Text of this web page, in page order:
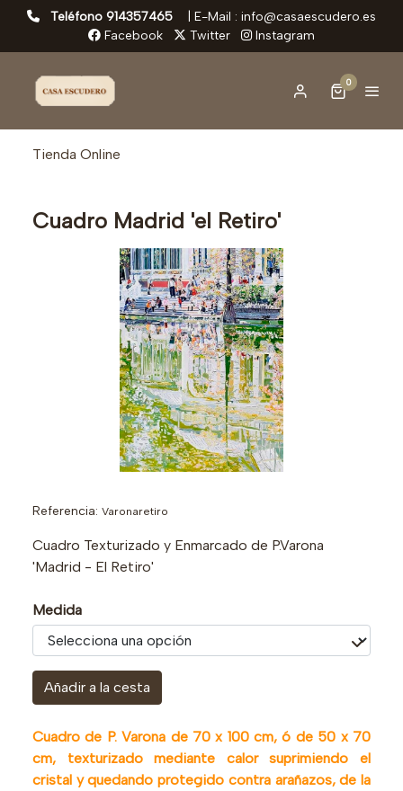
Teléfono 914357465
E-Mail : info@casaescudero.es
Facebook
Twitter Instagram
0
Tienda Online
Cuadro Madrid 'el Retiro'
Referencia: Varonaretiro
Cuadro Texturizado y Enmarcado de P.Varona
'Madrid - El Retiro'
Medida
Añadir a la cesta
Cuadro de P. Varona de 70 x 100 cm, ó de 50 x 70
cm, texturizado mediante calor suprimiendo el
cristal y quedando protegido contra arañazos, de la